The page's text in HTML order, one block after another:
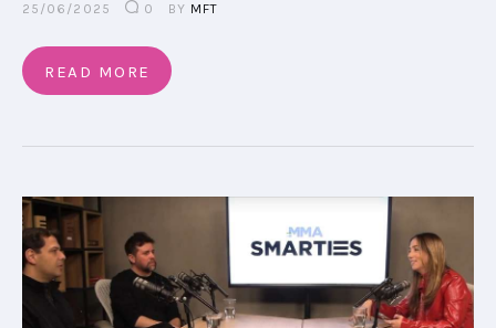
25/06/2025 0 BY MFT
READ MORE